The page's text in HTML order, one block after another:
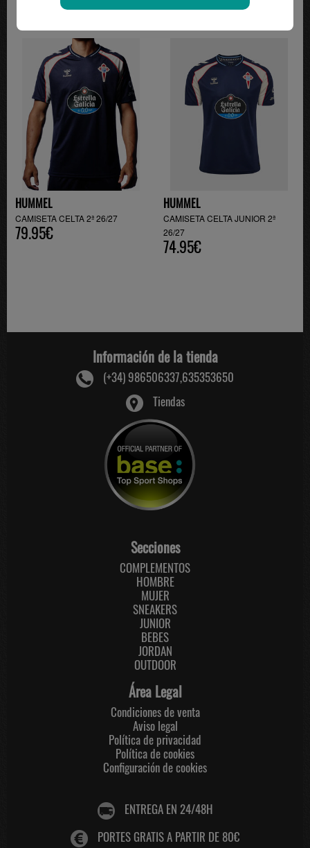
HUMMEL
CAMISETA CELTA 2ª 26/27
79.95€
HUMMEL
CAMISETA CELTA JUNIOR 2ª
26/27
74.95€
Información de la tienda
(+34) 986506337,635353650
Tiendas
Secciones
COMPLEMENTOS
HOMBRE
MUJER
SNEAKERS
JUNIOR
BEBES
JORDAN
OUTDOOR
Área Legal
Condiciones de venta
Aviso legal
Política de privacidad
Política de cookies
Configuración de cookies
ENTREGA EN 24/48H
PORTES GRATIS A PARTIR DE 80€